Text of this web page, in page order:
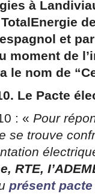
à
et
moment de
le nom de
Le Pacte
: « Pour
se trouve
RTE,
présent pacte